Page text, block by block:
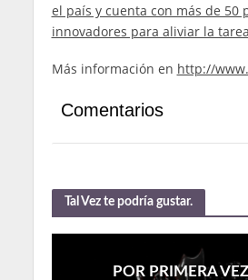
el país y cuenta con más de 50
innovadores para aliviar la
Más información en http://
Comentarios
Tal Vez te podría gustar.
POR PRIMERA